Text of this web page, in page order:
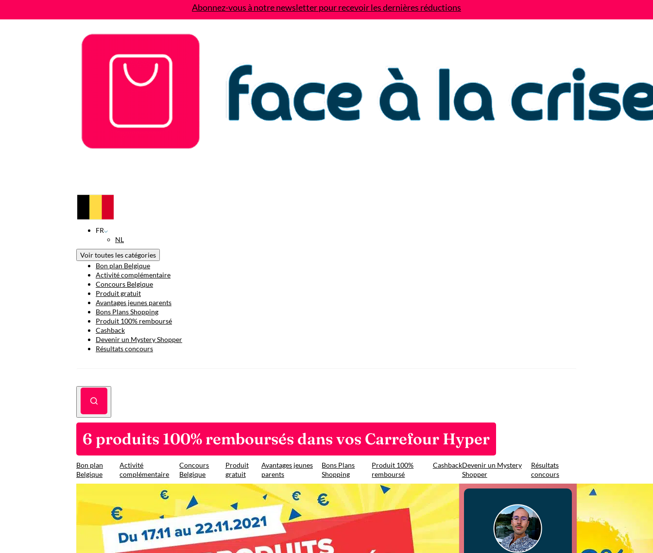
Abonnez-vous à notre newsletter pour recevoir les dernières réductions
FR
NL
Voir toutes les catégories
Bon plan Belgique
Activité complémentaire
Concours Belgique
Produit gratuit
Avantages jeunes parents
Bons Plans Shopping
Produit 100% remboursé
Cashback
Devenir un Mystery Shopper
Résultats concours
6 produits 100% remboursés dans vos Carrefour Hyper
Bon plan
Belgique
Activité
complémentaire
Concours
Belgique
Produit
gratuit
Avantages jeunes
parents
Bons Plans
Shopping
Produit 100%
remboursé
CashbackDevenir un Mystery
Shopper
Résultats
concours